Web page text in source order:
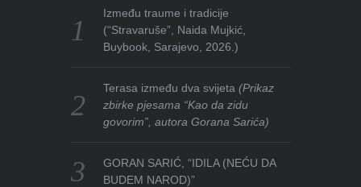
Između traume i tradicije
(“Stravaruše”, Naida Mujkić,
Buybook, Sarajevo, 2026.)
Terasa između dva svijeta(Prikaz
zbirke pjesama “Kao da zidu
govorim”, autora Gorana Sarića)
GORAN SARIĆ, “IDILA (NEĆU DA
BUDEM NAROD)”